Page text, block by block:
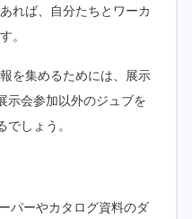
れば、自分たちとワーカ
。
を集めるためには、展示
示会参加以外のジュブを
しょう。
パーやカタログ資料のダ